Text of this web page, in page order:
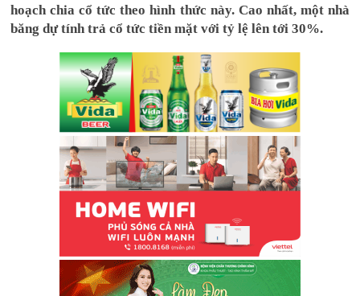
hoạch chia cổ tức theo hình thức này. Cao nhất, một nhà
băng dự tính trả cổ tức tiền mặt với tỷ lệ lên tới 30%.